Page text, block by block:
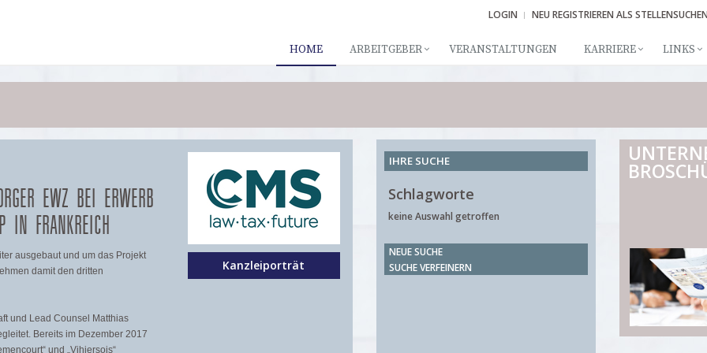
LOGIN NEU REGISTRIEREN ALS
HOME ARBEITGEBER VERANSTALTUNGEN KARRIERE LINKS
EWZ BEI ERWERB
IN FRANKREICH
ausgebaut und um das Projekt
damit den dritten
und Lead Counsel Matthias
Bereits im Dezember 2017
und „Vihiersois“
Kanzleiporträt
IHRE SUCHE
Schlagworte
keine Auswahl getroffen
NEUE SUCHE
SUCHE VERFEINERN